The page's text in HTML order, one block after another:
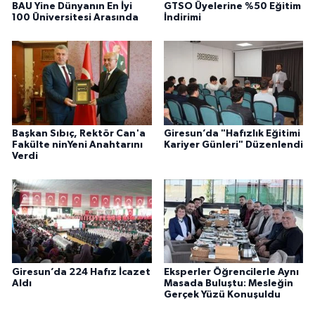
BAU Yine Dünyanın En İyi
100 Üniversitesi Arasında
GTSO Üyelerine %50 Eğitim
İndirimi
Başkan Sıbıç, Rektör Can'a
Fakülte ninYeni Anahtarını
Verdi
Giresun’da "Hafızlık Eğitimi
Kariyer Günleri" Düzenlendi
Giresun’da 224 Hafız İcazet
Aldı
Eksperler Öğrencilerle Aynı
Masada Buluştu: Mesleğin
Gerçek Yüzü Konuşuldu